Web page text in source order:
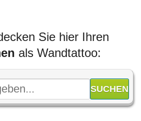
Sie hier Ihren
als Wandtattoo: